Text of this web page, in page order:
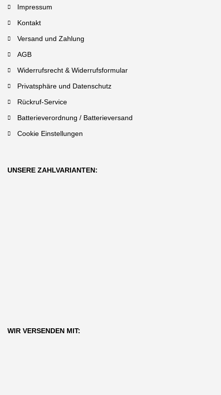
Impressum
Kontakt
Versand und Zahlung
AGB
Widerrufsrecht & Widerrufsformular
Privatsphäre und Datenschutz
Rückruf-Service
Batterieverordnung / Batterieversand
Cookie Einstellungen
UNSERE ZAHLVARIANTEN:
WIR VERSENDEN MIT: